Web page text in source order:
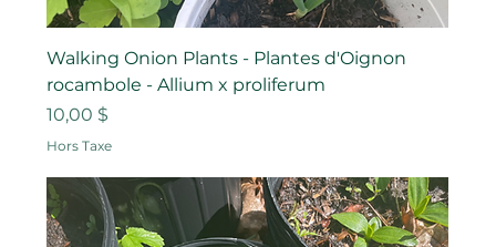
Walking Onion Plants - Plantes d'Oignon
rocambole - Allium x proliferum
Prix
10,00 $
Hors Taxe